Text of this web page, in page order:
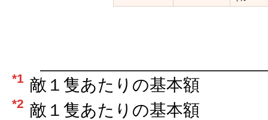
*1 敵１隻あたりの基本額
*2 敵１隻あたりの基本額